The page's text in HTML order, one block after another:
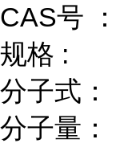
CAS号 ：
规格 :
分子式：
分子量：